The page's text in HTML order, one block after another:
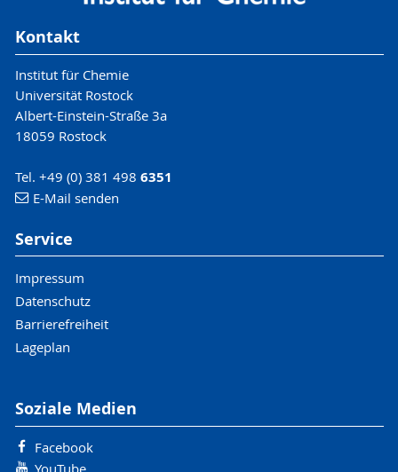
Kontakt
Institut für Chemie
Universität Rostock
Albert-Einstein-Straße 3a
18059 Rostock
Tel. +49 (0) 381 498 6351
E-Mail senden
Service
Impressum
Datenschutz
Barrierefreiheit
Lageplan
Soziale Medien
Facebook
YouTube